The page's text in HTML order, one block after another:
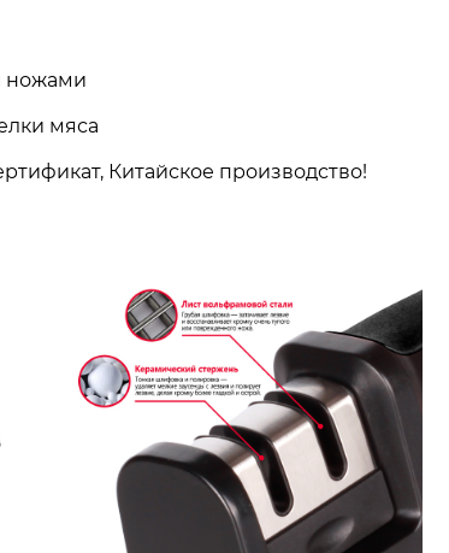
ножами
мяса
Китайское производство!